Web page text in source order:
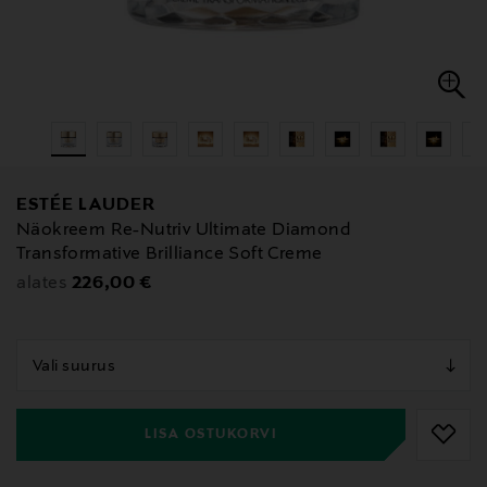
ESTÉE LAUDER
Näokreem Re-Nutriv Ultimate Diamond
Transformative Brilliance Soft Creme
alates Original Price
226,00 €
LISA OSTUKORVI